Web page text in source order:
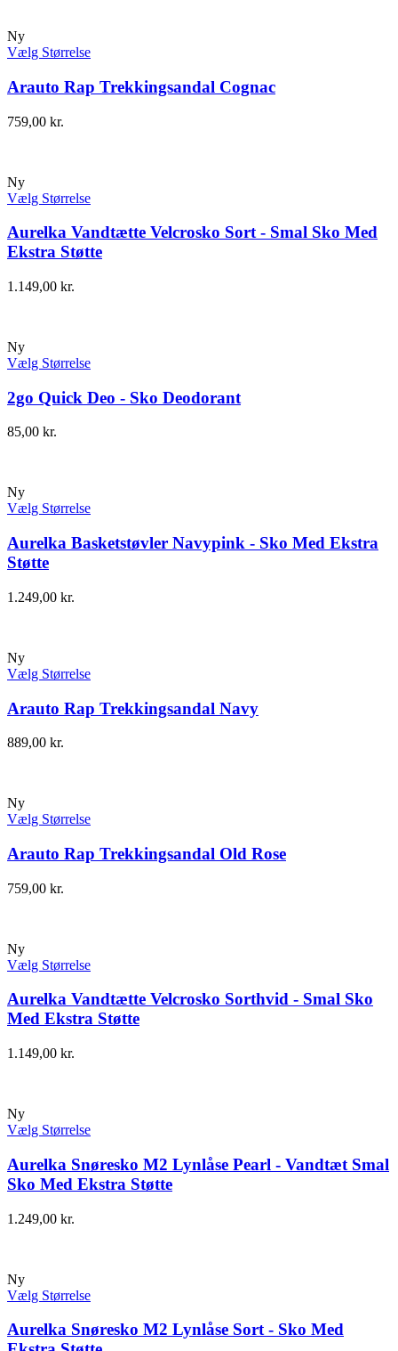
Ny
Vælg Størrelse
Arauto Rap Trekkingsandal Cognac
759,00 kr.
Ny
Vælg Størrelse
Aurelka Vandtætte Velcrosko Sort - Smal Sko Med
Ekstra Støtte
1.149,00 kr.
Ny
Vælg Størrelse
2go Quick Deo - Sko Deodorant
85,00 kr.
Ny
Vælg Størrelse
Aurelka Basketstøvler Navypink - Sko Med Ekstra
Støtte
1.249,00 kr.
Ny
Vælg Størrelse
Arauto Rap Trekkingsandal Navy
889,00 kr.
Ny
Vælg Størrelse
Arauto Rap Trekkingsandal Old Rose
759,00 kr.
Ny
Vælg Størrelse
Aurelka Vandtætte Velcrosko Sorthvid - Smal Sko
Med Ekstra Støtte
1.149,00 kr.
Ny
Vælg Størrelse
Aurelka Snøresko M2 Lynlåse Pearl - Vandtæt Smal
Sko Med Ekstra Støtte
1.249,00 kr.
Ny
Vælg Størrelse
Aurelka Snøresko M2 Lynlåse Sort - Sko Med